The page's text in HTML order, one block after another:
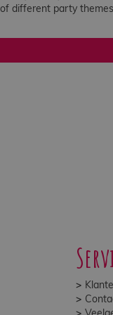
different party